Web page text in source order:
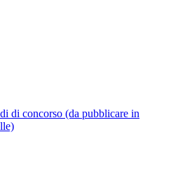
di concorso (da pubblicare in